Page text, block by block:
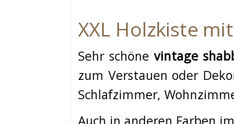
XXL Holzkiste
Sehr schöne vintage
zum Verstauen oder
Schlafzimmer,
Auch in anderen Farben